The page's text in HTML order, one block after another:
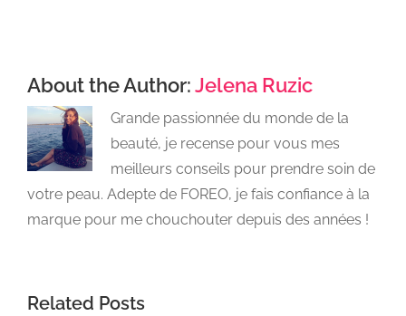
About the Author:Jelena Ruzic
Grande passionnée du monde de la
beauté, je recense pour vous mes
meilleurs conseils pour prendre soin de
votre peau. Adepte de FOREO, je fais confiance à la
marque pour me chouchouter depuis des années !
Related Posts